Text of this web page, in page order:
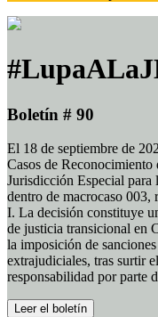
Boletín # 90
El 18 de septiembre de
Casos de
Jurisdicción Especial para
dentro de macrocaso 003,
I. La decisión constituye
de justicia transicional en
la imposición de
extrajudiciales, tras surtir
responsabilidad por parte
Leer el boletín